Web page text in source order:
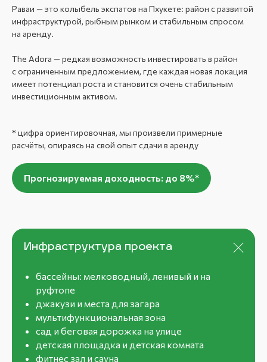
Раваи — это колыбель экспатов на Пхукете: район с развитой
инфраструктурой, рыбным рынком и стабильным спросом
на аренду.
The Adora — редкая возможность инвестировать в район
с ограниченным предложением, где каждая новая локация
имеет потенциал роста и становится очень стабильным
инвестиционным активом.
* цифра ориентировочная, мы произвели примерные
расчёты, опираясь на свой опыт сдачи в аренду
Прогнозируемая доходность: до 8%*
Инфраструктура проекта
бассейны: мелководный, ленивый и на
руфтопе
джакузи и места для загара
мультифункциональная зона
сад и беговая дорожка на улице
детская площадка и детская комната
фитнес зал и сауна